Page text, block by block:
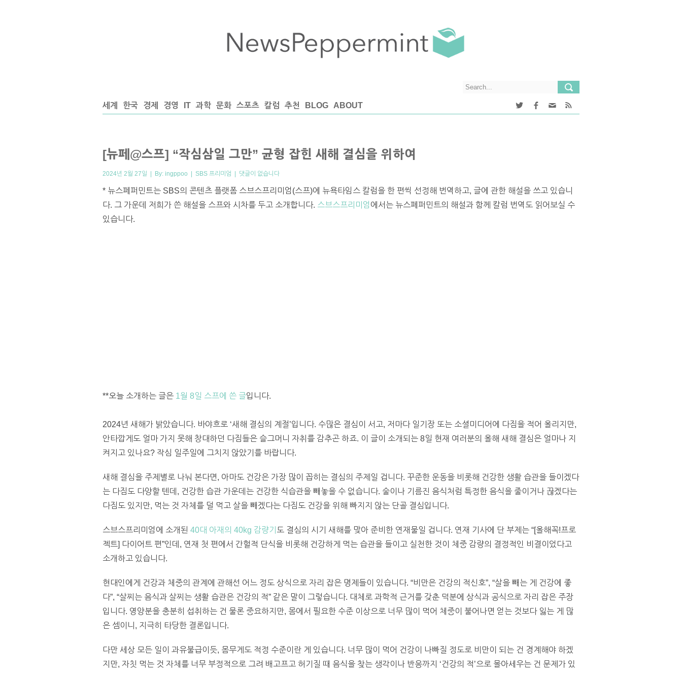
세계 한국 경제 경영 IT 과학 문화 스포츠 칼럼 추천 BLOG ABOUT
[뉴페@스프] “작심삼일 그만” 균형 잡힌 새해 결심을 위하여
2024년 2월 27일 | By: ingppoo | SBS 프리미엄 | 댓글이 없습니다
* 뉴스페퍼민트는 SBS의 콘텐츠 플랫폼 스브스프리미엄(스프)에 뉴욕타임스 칼럼을 한 편씩 선정해 번역하고, 글에 관한 해설을 쓰고 있습니
다. 그 가운데 저희가 쓴 해설을 스프와 시차를 두고 소개합니다. 스브스프리미엄 에서는 뉴스페퍼민트의 해설과 함께 칼럼 번역도 읽어보실 수
있습니다.
**오늘 소개하는 글은 1월 8일 스프에 쓴 글입니다.
2024년 새해가 밝았습니다. 바야흐로 ‘새해 결심의 계절’입니다. 수많은 결심이 서고, 저마다 일기장 또는 소셜미디어에 다짐을 적어 올리지만,
안타깝게도 얼마 가지 못해 창대하던 다짐들은 슬그머니 자취를 감추곤 하죠. 이 글이 소개되는 8일 현재 여러분의 올해 새해 결심은 얼마나 지
켜지고 있나요? 작심 일주일에 그치지 않았기를 바랍니다.
새해 결심을 주제별로 나눠 본다면, 아마도 건강은 가장 많이 꼽히는 결심의 주제일 겁니다. 꾸준한 운동을 비롯해 건강한 생활 습관을 들이겠다
는 다짐도 다양할 텐데, 건강한 습관 가운데는 건강한 식습관을 빼놓을 수 없습니다. 술이나 기름진 음식처럼 특정한 음식을 줄이거나 끊겠다는
다짐도 있지만, 먹는 것 자체를 덜 먹고 살을 빼겠다는 다짐도 건강을 위해 빠지지 않는 단골 결심입니다.
스브스프리미엄에 소개된 40대 아재의 40kg 감량기 도 결심의 시기 새해를 맞아 준비한 연재물일 겁니다. 연재 기사에 단 부제는 “[올해꼭!프로
젝트] 다이어트 편”인데, 연재 첫 편에서 간헐적 단식을 비롯해 건강하게 먹는 습관을 들이고 실천한 것이 체중 감량의 결정적인 비결이었다고
소개하고 있습니다.
현대인에게 건강과 체중의 관계에 관해선 어느 정도 상식으로 자리 잡은 명제들이 있습니다. “비만은 건강의 적신호”, “살을 빼는 게 건강에 좋
다”, “살찌는 음식과 살찌는 생활 습관은 건강의 적” 같은 말이 그렇습니다. 대체로 과학적 근거를 갖춘 덕분에 상식과 공식으로 자리 잡은 주장
입니다. 영양분을 충분히 섭취하는 건 물론 중요하지만, 몸에서 필요한 수준 이상으로 너무 많이 먹어 체중이 불어나면 얻는 것보다 잃는 게 많
은 셈이니, 지극히 타당한 결론입니다.
다만 세상 모든 일이 과유불급이듯, 몸무게도 적정 수준이란 게 있습니다. 너무 많이 먹어 건강이 나빠질 정도로 비만이 되는 건 경계해야 하겠
지만, 자칫 먹는 것 자체를 너무 부정적으로 그려 배고프고 허기질 때 음식을 찾는 생각이나 반응까지 ‘건강의 적’으로 몰아세우는 건 문제가 있